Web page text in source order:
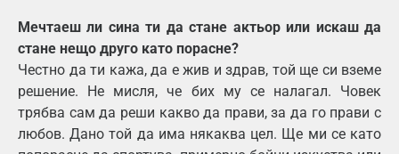
Мечтаеш ли сина ти да стане актьор или искаш да
стане нещо друго като порасне?
Честно да ти кажа, да е жив и здрав, той ще си вземе
решение. Не мисля, че бих му се налагал. Човек
трябва сам да реши какво да прави, за да го прави с
любов. Дано той да има някаква цел. Ще ми се като